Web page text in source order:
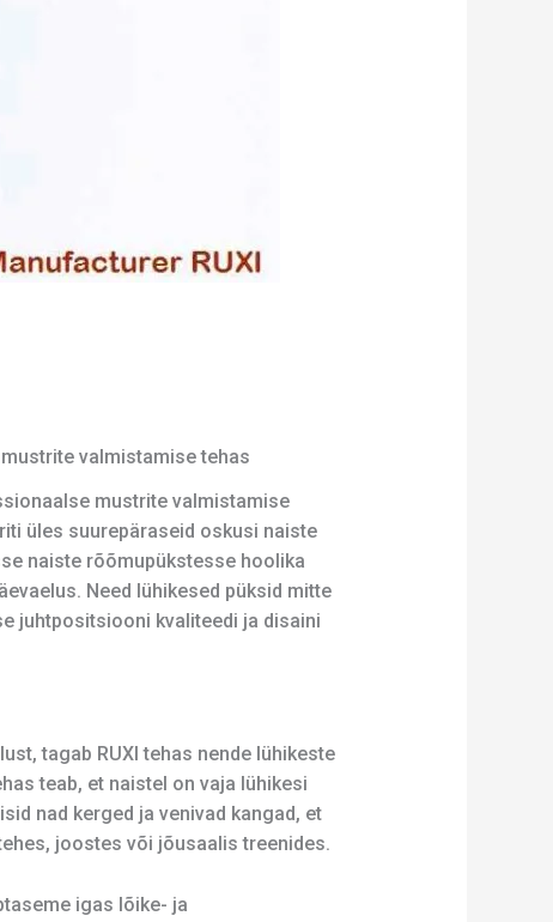
valmistamise tehas
mustrite valmistamise
üles suurepäraseid oskusi naiste
naiste rõõmupükstesse hoolika
Need lühikesed püksid mitte
juhtpositsiooni kvaliteedi ja disaini
tagab RUXI tehas nende lühikeste
teab, et naistel on vaja lühikesi
nad kerged ja venivad kangad, et
joostes või jõusaalis treenides.
igas lõike- ja